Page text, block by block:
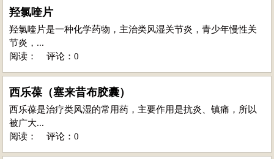
羟氯喹片
羟氯喹片是一种化学药物，主治类风湿关节炎，青少年慢性关
节炎，...
阅读：
评论：0
西乐葆（塞来昔布胶囊）
西乐葆是治疗类风湿的常用药，主要作用是抗炎、镇痛，所以
被广大...
阅读：
评论：0